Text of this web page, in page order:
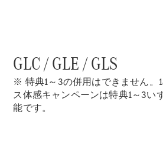
Maybach SL
試乗リクエ
スト
オンライン
GLC / GLE / GLS
※ 特典1～3の併用はできません。
ス体感キャンペーンは特典1～3い
能です。